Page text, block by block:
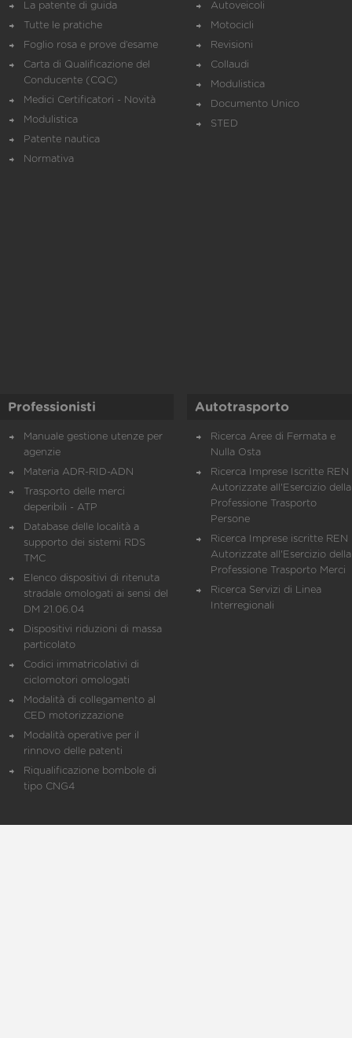
La patente di guida
Tutte le pratiche
Foglio rosa e prove d’esame
Carta di Qualificazione del
Conducente (CQC)
Medici Certificatori - Novità
Modulistica
Patente nautica
Normativa
Autoveicoli
Motocicli
Revisioni
Collaudi
Modulistica
Documento Unico
STED
Professionisti
Manuale gestione utenze per
agenzie
Materia ADR-RID-ADN
Trasporto delle merci
deperibili - ATP
Database delle località a
supporto dei sistemi RDS
TMC
Elenco dispositivi di ritenuta
stradale omologati ai sensi del
DM 21.06.04
Dispositivi riduzioni di massa
particolato
Codici immatricolativi di
ciclomotori omologati
Modalità di collegamento al
CED motorizzazione
Modalità operative per il
rinnovo delle patenti
Riqualificazione bombole di
tipo CNG4
Autotrasporto
Ricerca Aree di Fermata e
Nulla Osta
Ricerca Imprese Iscritte REN
Autorizzate all'Esercizio della
Professione Trasporto
Persone
Ricerca Imprese iscritte REN
Autorizzate all'Esercizio della
Professione Trasporto Merci
Ricerca Servizi di Linea
Interregionali